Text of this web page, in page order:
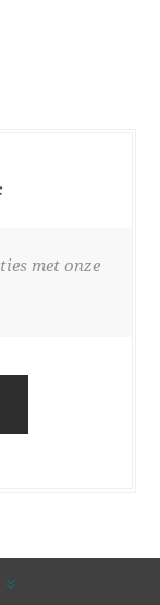
met onze